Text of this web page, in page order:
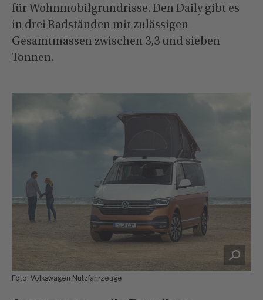
für Wohnmobilgrundrisse. Den Daily gibt es
in drei Radständen mit zulässigen
Gesamtmassen zwischen 3,3 und sieben
Tonnen.
Foto: Volkswagen Nutzfahrzeuge